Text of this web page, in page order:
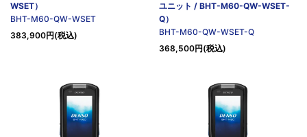
WSET）
BHT-M60-QW-WSET
383,900円(税込)
ユニット / BHT-M60-QW-WSET-
Q）
BHT-M60-QW-WSET-Q
368,500円(税込)